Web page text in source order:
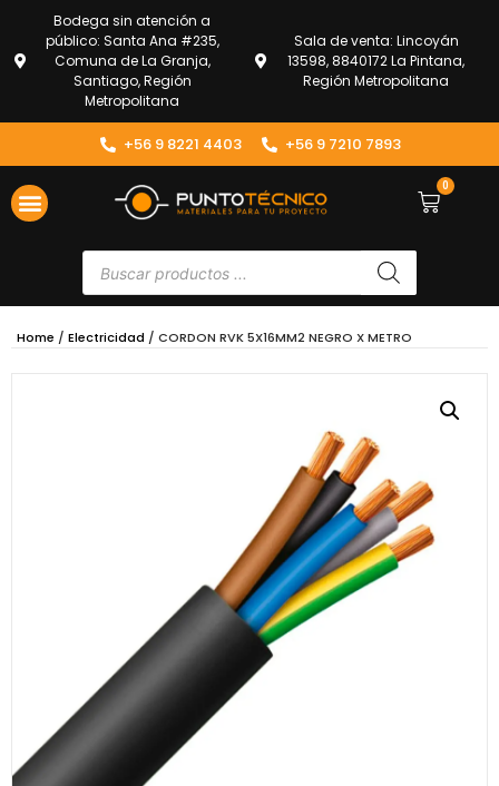
Bodega sin atención a
público: Santa Ana #235,
Comuna de La Granja,
Santiago, Región
Metropolitana
Sala de venta: Lincoyán
13598, 8840172 La Pintana,
Región Metropolitana
+56 9 8221 4403 +56 9 7210 7893
0
Home / Electricidad / CORDON RVK 5X16MM2 NEGRO X METRO